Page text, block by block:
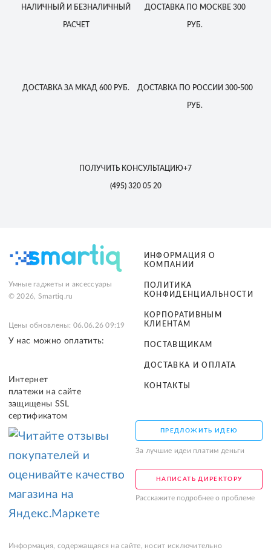
НАЛИЧНЫЙ И БЕЗНАЛИЧНЫЙ
РАСЧЕТ
ДОСТАВКАПО МОСКВЕ 300
РУБ.
ДОСТАВКА ЗА МКАД 600 РУБ. ДОСТАВКАПО РОССИИ 300-500
РУБ.
ПОЛУЧИТЬ КОНСУЛЬТАЦИЮ+7
(495)320 05 20
Умные гаджеты и аксессуары
© 2026, Smartiq.ru
Цены обновлены: 06.06.26 09:19
У нас можно оплатить:
Интернет
платежи на сайте
защищены SSL
сертификатом
ИНФОРМАЦИЯ О
КОМПАНИИ
ПОЛИТИКА
КОНФИДЕНЦИАЛЬНОСТИ
КОРПОРАТИВНЫМ
КЛИЕНТАМ
ПОСТАВЩИКАМ
ДОСТАВКА И ОПЛАТА
КОНТАКТЫ
ПРЕДЛОЖИТЬ ИДЕЮ
За лучшие идеи платим деньги
НАПИСАТЬ ДИРЕКТОРУ
Расскажите подробнее о проблеме
Информация, содержащаяся на сайте, носит исключительно